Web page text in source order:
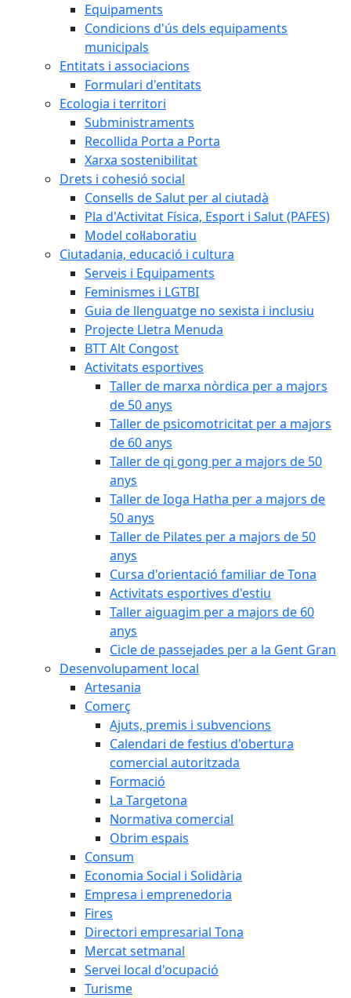
Equipaments
Condicions d'ús dels equipaments
municipals
Entitats i associacions
Formulari d'entitats
Ecologia i territori
Subministraments
Recollida Porta a Porta
Xarxa sostenibilitat
Drets i cohesió social
Consells de Salut per al ciutadà
Pla d'Activitat Física, Esport i Salut (PAFES)
Model col·laboratiu
Ciutadania, educació i cultura
Serveis i Equipaments
Feminismes i LGTBI
Guia de llenguatge no sexista i inclusiu
Projecte Lletra Menuda
BTT Alt Congost
Activitats esportives
Taller de marxa nòrdica per a majors
de 50 anys
Taller de psicomotricitat per a majors
de 60 anys
Taller de qi gong per a majors de 50
anys
Taller de Ioga Hatha per a majors de
50 anys
Taller de Pilates per a majors de 50
anys
Cursa d'orientació familiar de Tona
Activitats esportives d'estiu
Taller aiguagim per a majors de 60
anys
Cicle de passejades per a la Gent Gran
Desenvolupament local
Artesania
Comerç
Ajuts, premis i subvencions
Calendari de festius d'obertura
comercial autoritzada
Formació
La Targetona
Normativa comercial
Obrim espais
Consum
Economia Social i Solidària
Empresa i emprenedoria
Fires
Directori empresarial Tona
Mercat setmanal
Servei local d'ocupació
Turisme